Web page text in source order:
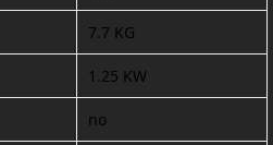
7.7 KG
1.25 KW
no